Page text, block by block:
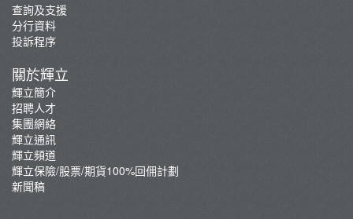
查詢及支援
分行資料
投訴程序
關於輝立
輝立簡介
招聘人才
集團網絡
輝立通訊
輝立頻道
輝立保險/股票/期貨100%回佣計劃
新聞稿